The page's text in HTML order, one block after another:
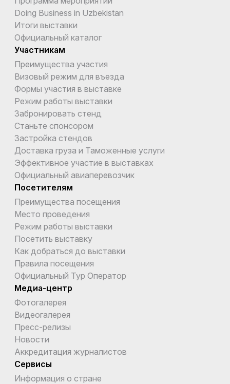
Doing Business in Uzbekistan
Итоги выставки
Официальный каталог
Участникам
Преимущества участия
Визовый режим для въезда
Формы участия в выставке
Режим работы выставки
Забронировать стенд
Станьте спонсором
Застройка стендов
Доставка груза и Таможенные услуги
Эффективное участие в выставках
Официальный авиаперевозчик
Посетителям
Преимущества посещения
Место проведения
Режим работы выставки
Посетить выставку
Как добраться до выставки
Правила посещения
Официальный Тур Оператор
Медиа-центр
Фотогалерея
Видеогалерея
Пресс-релизы
Новости
Аккредитация журналистов
Сервисы
Информация о стране